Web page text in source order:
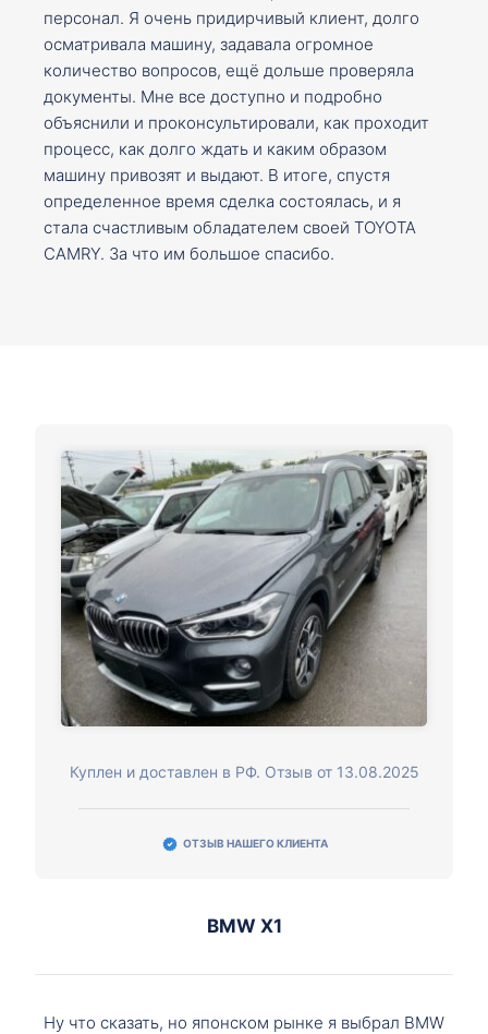
персонал. Я очень придирчивый клиент, долго
осматривала машину, задавала огромное
количество вопросов, ещё дольше проверяла
документы. Мне все доступно и подробно
объяснили и проконсультировали, как проходит
процесс, как долго ждать и каким образом
машину привозят и выдают. В итоге, спустя
определенное время сделка состоялась, и я
стала счастливым обладателем своей TOYOTA
CAMRY. За что им большое спасибо.
Куплен и доставлен в РФ. Отзыв от 13.08.2025
ОТЗЫВ НАШЕГО КЛИЕНТА
BMW X1
Ну что сказать, но японском рынке я выбрал BMW